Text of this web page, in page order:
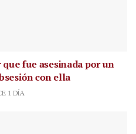
fue asesinada por un
con ella
1 DÍA